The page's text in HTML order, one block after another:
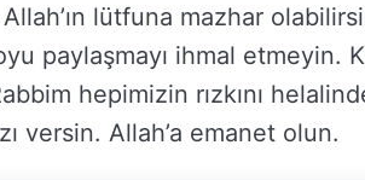
lütfuna mazhar
paylaşmayı ihmal etmeyin.
hepimizin rızkını
versin. Allah’a emanet olun.